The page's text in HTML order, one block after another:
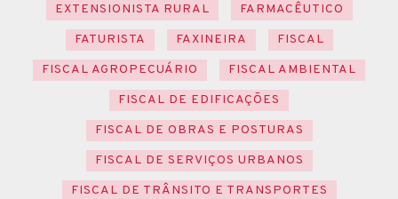
EXTENSIONISTA RURAL
FARMACÊUTICO
FATURISTA
FAXINEIRA
FISCAL
FISCAL AGROPECUÁRIO
FISCAL AMBIENTAL
FISCAL DE EDIFICAÇÕES
FISCAL DE OBRAS E POSTURAS
FISCAL DE SERVIÇOS URBANOS
FISCAL DE TRÂNSITO E TRANSPORTES